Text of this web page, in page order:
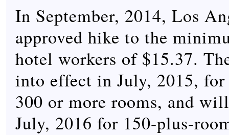
In September, 2014, Los
approved hike to the
hotel workers of $15.37.
into effect in July, 2015,
300 or more rooms, and
July, 2016 for 150-plus-